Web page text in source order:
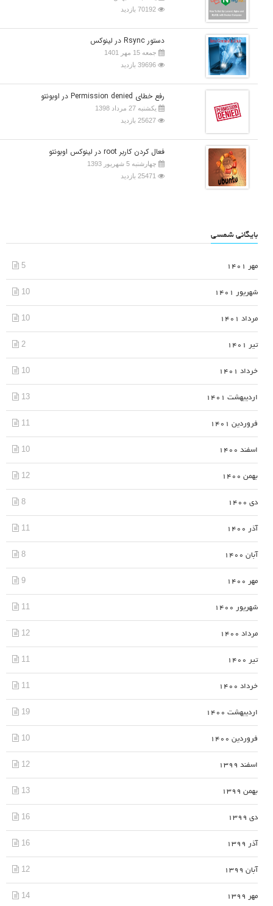
70192 بازدید
دستور Rsync در لینوکس
جمعه 15 مهر 1401
39696 بازدید
رفع خطای Permission denied در اوبونتو
یکشنبه 27 مرداد 1398
25627 بازدید
فعال کردن کاربر root در لینوکس اوبونتو
چهارشنبه 5 شهریور 1393
25471 بازدید
بایگانی شمسی
مهر 1401 5
شهریور 1401 10
مرداد 1401 10
تیر 1401 2
خرداد 1401 10
اردیبهشت 1401 13
فروردین 1401 11
اسفند 1400 10
بهمن 1400 12
دی 1400 8
آذر 1400 11
آبان 1400 8
مهر 1400 9
شهریور 1400 11
مرداد 1400 12
تیر 1400 11
خرداد 1400 11
اردیبهشت 1400 19
فروردین 1400 10
اسفند 1399 12
بهمن 1399 13
دی 1399 16
آذر 1399 16
آبان 1399 12
مهر 1399 14